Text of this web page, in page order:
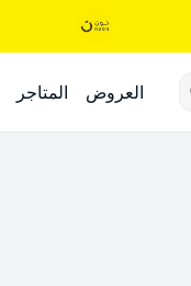
المتاجر العروض